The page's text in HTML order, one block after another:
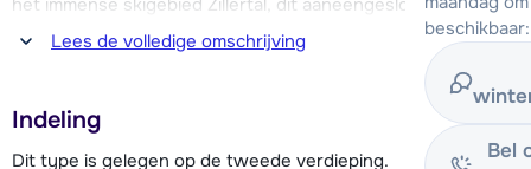
beschikbaar:
Bel
skigebied bij de plaatsen Finkenberg, Hippach en Tux-
Lanersbach is te bereiken vanaf de Horbergbahn, op 4,5 km
afstand van Haus Anton. Naast de Horbergbahn bevindt zich
een skischool en skiverhuur winkel. Op ongeveer 50 meter
van de chalet-appartementen is een skibushalte waar gratis
Lees de volledige omschrijving
Indeling
Dit type is gelegen op de tweede verdieping.